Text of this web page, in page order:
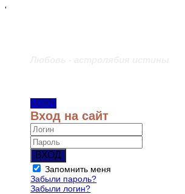
'
ВХОД
Вход на сайт
ВХОД
Запомнить меня
Забыли пароль?
Забыли логин?